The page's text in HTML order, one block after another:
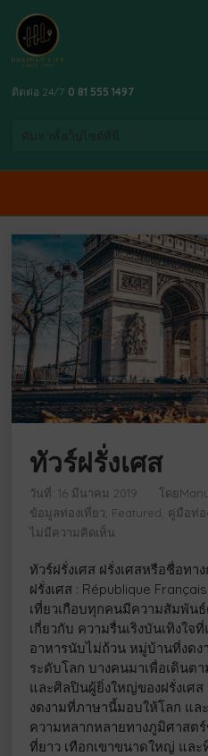
ติดต่อ 24/7 0 81 555 1497
ทัวร์ฝรั่งเศส
วันที่: 16 มีนาคม 2019 โดย
ข้อมูลท่องเที่ยว Featured คู่มือท่อ
ไม่มีความคิดเห็น
ทัวร์ฝรั่งเศส ฝรั่งเศสหรือชื่อทา
ฝรั่งเศส : République
เที่ยวเกือบทุกคนมีความสัมพัน
เกี่ยวกับ ความรื่นเริงบันเทิงใจ
อาหารนับไม่ถ้วน หมู่บ้านที่งดง
ระดับโลก บางคนมาเพื่อเดินต
และศิลปินผู้ยิ่งใหญ่ของฝรั่งเศ
งดงามที่ภาษานี้มอบให้โลก แล
ความหลากหลายทางภูมิศาสต
ที่ยาว เทือกเขาขนาดใหญ่ แล